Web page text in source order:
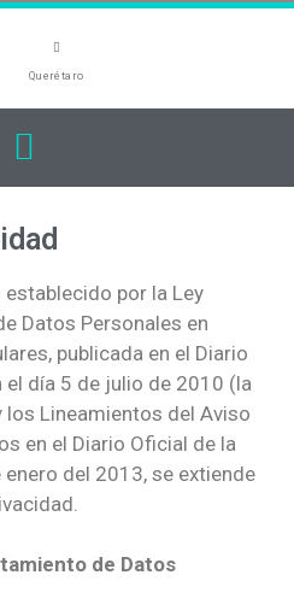
Querétaro
por la Ley
Datos Personales en
publicada en el Diario
el día 5 de julio de 2010 (la
los Lineamientos del Aviso
en el Diario Oficial de la
del 2013, se extiende
de Datos